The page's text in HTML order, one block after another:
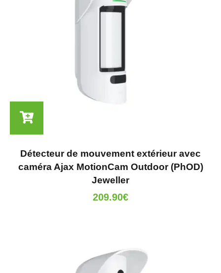
Détecteur de mouvement extérieur avec
caméra Ajax MotionCam Outdoor (PhOD)
Jeweller
209.90€